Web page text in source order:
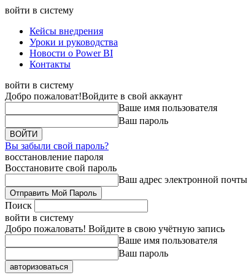
войти в систему
Кейсы внедрения
Уроки и руководства
Новости о Power BI
Контакты
войти в систему
Добро пожаловат!Войдите в свой аккаунт
Ваше имя пользователя
Ваш пароль
Вы забыли свой пароль?
восстановление пароля
Восстановите свой пароль
Ваш адрес электронной почты
Поиск
войти в систему
Добро пожаловать! Войдите в свою учётную запись
Ваше имя пользователя
Ваш пароль